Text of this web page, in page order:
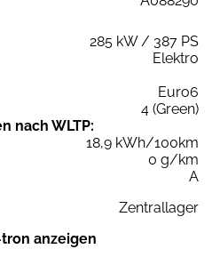
285 kW / 387 PS
Elektro
Euro6
4 (Green)
nach WLTP:
18,9 kWh/100km
0 g/km
A
Zentrallager
anzeigen